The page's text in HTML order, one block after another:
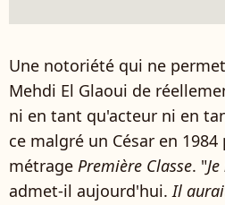
Une notoriété qui ne
Mehdi El Glaoui de
ni en tant qu'acteur ni en
ce malgré un César en
métrage Première Classe. "
admet-il aujourd'hui.Il